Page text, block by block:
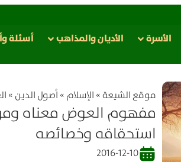
الأسرة الأدیان والمذاهب أسئلة
موقع الشیعة» الإسلام » اُصول الدين »
مفهوم العوض معناه
استحقاقه وخصائصه
2016-12-10